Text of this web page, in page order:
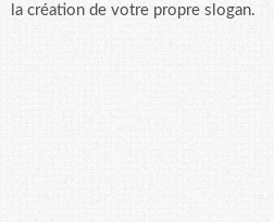
la création de votre propre slogan.